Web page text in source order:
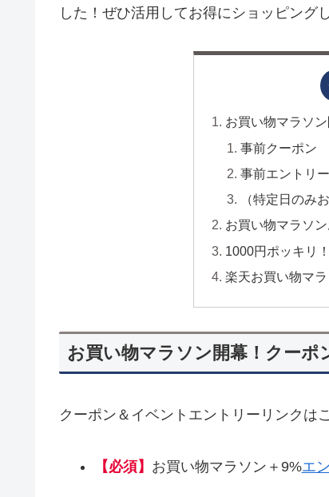
した！ぜひ活用してお得にショッピング
お買い物マラソ
事前クーポン
事前エントリー
（特定日のみ
お買い物マラソ
1000円ポッキリ
楽天お買い物マ
お買い物マラソン開幕！クーポ
クーポン＆イベントエントリーリンクは
【必須】 お買い物マラソン＋9%エ